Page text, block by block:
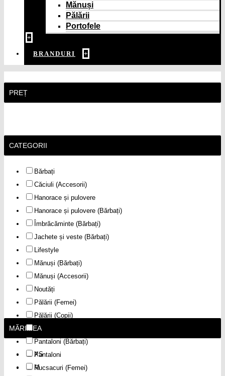
Mănuși
Pălării
Portofele
+
BRANDURI +
PREȚ
CATEGORII
Bărbați
Căciuli (Accesorii)
Hanorace și pulovere
Hanorace și pulovere (Bărbați)
Îmbrăcăminte (Bărbați)
Jachete și veste (Bărbați)
Lifestyle
Mănuși (Bărbați)
Mănuși (Accesorii)
Noutăți
Pălării (Femei)
Pălării (Copii)
Pălării (Bărbați)
Pantaloni (Bărbați)
Pantaloni
Rucsacuri (Femei)
MĂRIMEA
XS
M